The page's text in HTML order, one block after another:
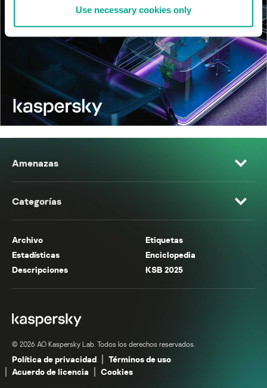
Use necessary cookies only
Amenazas
Categorías
Archivo
Etiquetas
Estadísticas
Enciclopedia
Descripciones
KSB 2025
© 2026 AO Kaspersky Lab. Todos los derechos reservados.
Política de privacidad
Términos de uso
Acuerdo de licencia
Cookies